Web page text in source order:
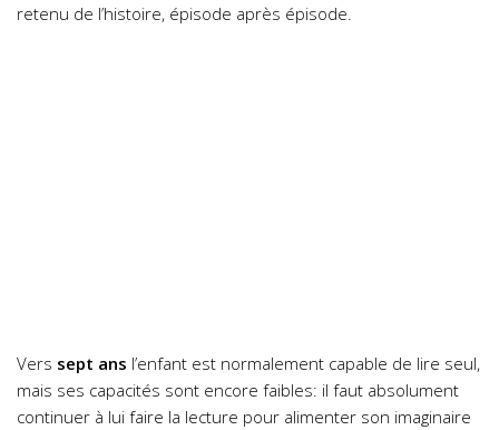
retenu de l’histoire, épisode après épisode.
Vers sept ans l’enfant est normalement capable de lire seul,
mais ses capacités sont encore faibles: il faut absolument
continuer à lui faire la lecture pour alimenter son imaginaire